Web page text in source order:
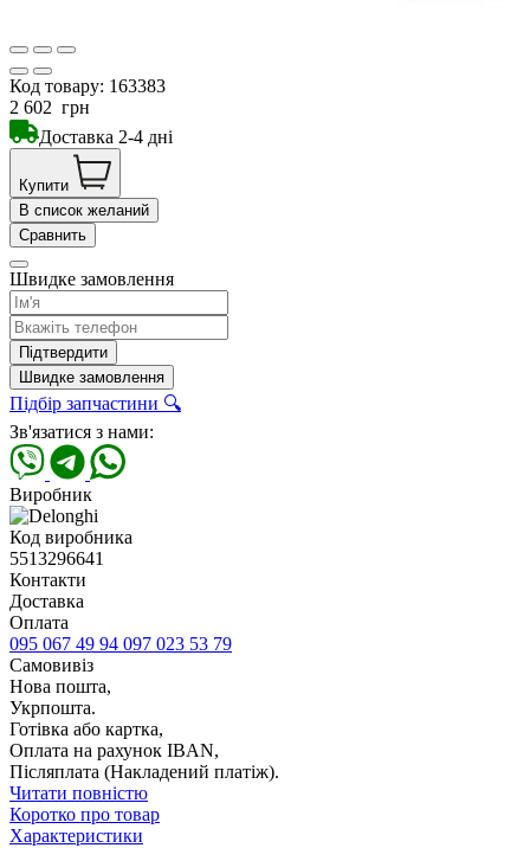
Код товару: 163383
2 602 грн
Доставка 2-4 дні
Купити
В список желаний
Сравнить
Швидке замовлення
Підтвердити
Швидке замовлення
Підбір запчастини 🔍
Зв'язатися з нами:
Виробник
Код виробника
5513296641
Контакти
Доставка
Оплата
095 067 49 94 097 023 53 79
Самовивіз
Нова пошта,
Укрпошта.
Готівка або картка,
Оплата на рахунок IBAN,
Післяплата (Накладений платіж).
Читати повністю
Коротко про товар
Характеристики